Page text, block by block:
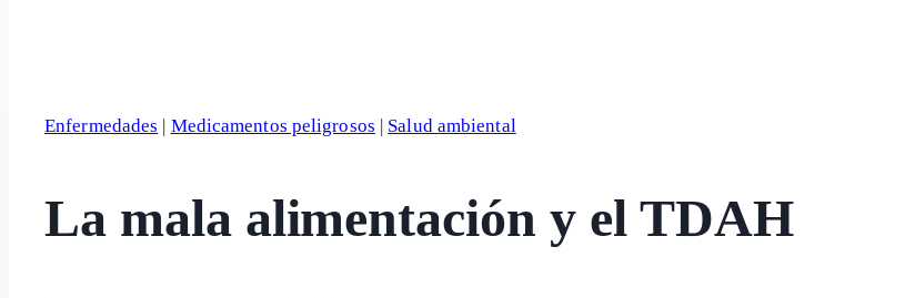
Enfermedades Medicamentos peligrosos Salud ambiental
La mala alimentación y el TDAH